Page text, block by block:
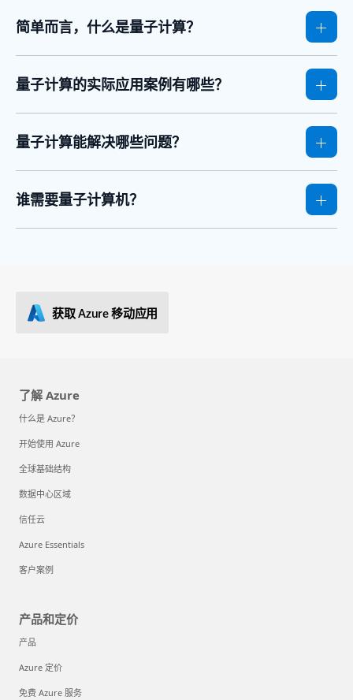
简单而言，什么是量子计算？
量子计算的实际应用案例有哪些？
量子计算能解决哪些问题？
谁需要量子计算机？
获取 Azure 移动应用
了解 Azure
什么是 Azure？
开始使用 Azure
全球基础结构
数据中心区域
信任云
Azure Essentials
客户案例
产品和定价
产品
Azure 定价
免费 Azure 服务